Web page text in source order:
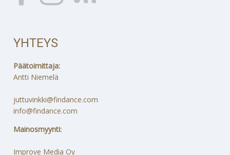
YHTEYS
Päätoimittaja:
Antti Niemelä
juttuvinkki@findance.com
info@findance.com
Mainosmyynti:
Improve Media Oy